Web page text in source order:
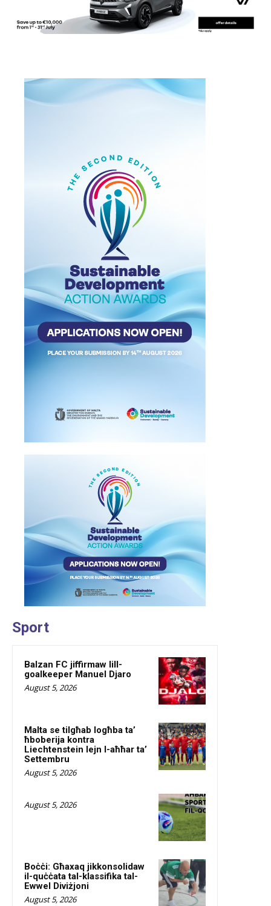
Sport
Balzan FC jiffirmaw lill-
goalkeeper Manuel Djaro
August 5, 2026
Malta se tilgħab logħba ta’
ħboberija kontra
Liechtenstein lejn l-aħħar ta’
Settembru
August 5, 2026
August 5, 2026
Boċċi: Għaxaq jikkonsolidaw
il-quċċata tal-klassifika tal-
Ewwel Diviżjoni
August 5, 2026